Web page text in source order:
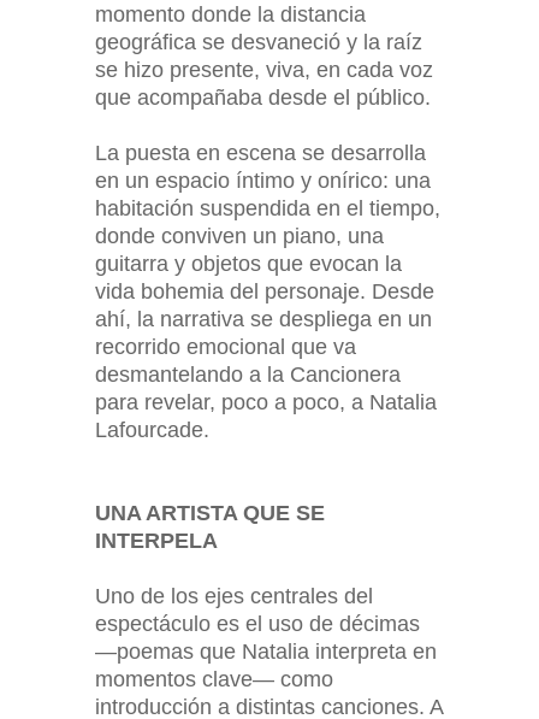
momento donde la distancia
geográfica se desvaneció y la raíz
se hizo presente, viva, en cada voz
que acompañaba desde el público.
La puesta en escena se desarrolla
en un espacio íntimo y onírico: una
habitación suspendida en el tiempo,
donde conviven un piano, una
guitarra y objetos que evocan la
vida bohemia del personaje. Desde
ahí, la narrativa se despliega en un
recorrido emocional que va
desmantelando a la Cancionera
para revelar, poco a poco, a Natalia
Lafourcade.
UNA ARTISTA QUE SE
INTERPELA
Uno de los ejes centrales del
espectáculo es el uso de décimas
—poemas que Natalia interpreta en
momentos clave— como
introducción a distintas canciones. A